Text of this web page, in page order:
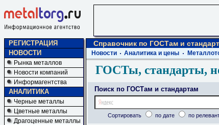
РЕГИСТРАЦИЯ
НОВОСТИ
Рынка металлов
Новости компаний
Информагентства
АНАЛИТИКА
Черные металлы
Цветные металлы
Драгоценные металлы
Справочник по ГОСТам и
Новости Аналитика и цены
ГОСТы, стандарты,
Поиск по ГОСТам и стандартам
Сортировать по дате по